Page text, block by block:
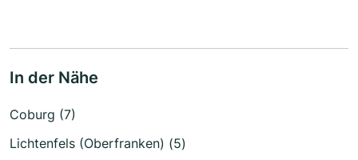
In der Nähe
Coburg (7)
Lichtenfels (Oberfranken) (5)